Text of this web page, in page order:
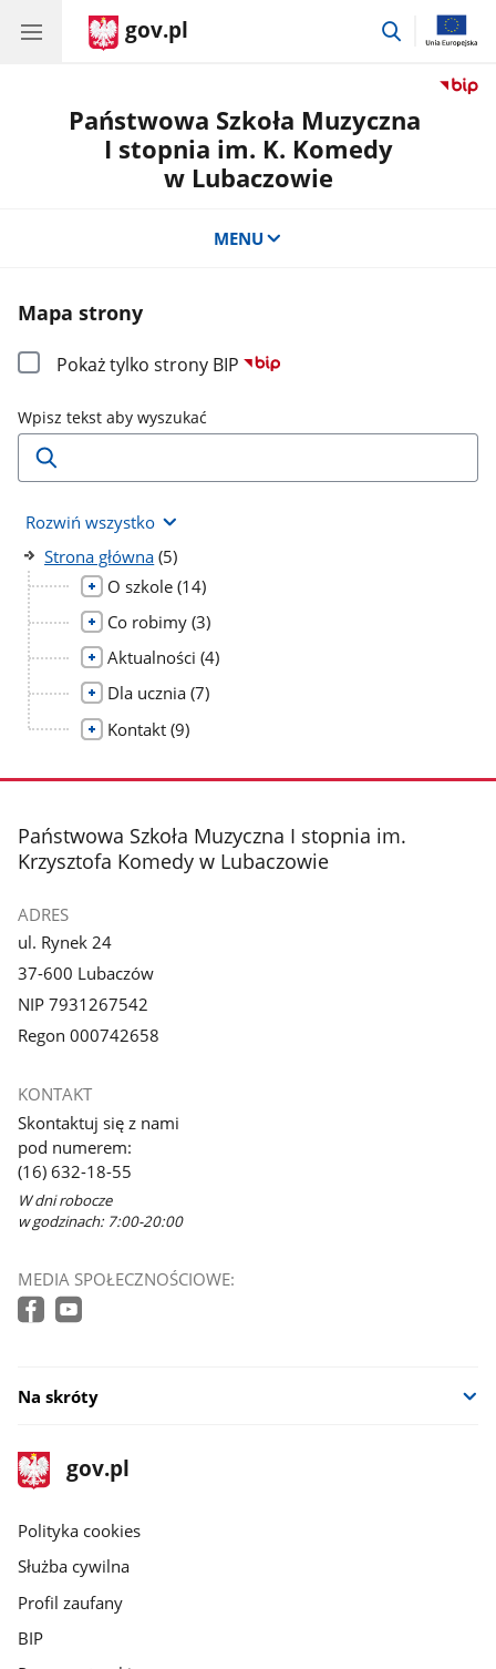
gov.pl
przejdź
Państwowa Szkoła Muzyczna
I stopnia im. K. Komedy
w Lubaczowie
MENU
Mapa strony
Pokaż tylko strony BIP
Wpisz tekst aby wyszukać
Rozwiń wszystko
Strona główna liczba
podstron
(5)
O szkole liczba
(14)
Co robimy liczba
(3)
Aktualności liczba
(4)
Dla ucznia liczba
(7)
Kontakt liczba
(9)
stopka
Państwowa Szkoła Muzyczna I stopnia im.
Krzysztofa Komedy w Lubaczowie
ADRES
ul. Rynek 24
37-600 Lubaczów
NIP 7931267542
Regon 000742658
KONTAKT
Skontaktuj się z nami
pod numerem:
(16) 632-18-55
W dni robocze
w godzinach: 7:00-20:00
MEDIA SPOŁECZNOŚCIOWE:
Na skróty
stopka
gov.pl
Strona
gov.pl
gov.pl
Polityka cookies
Służba cywilna
Profil zaufany
BIP